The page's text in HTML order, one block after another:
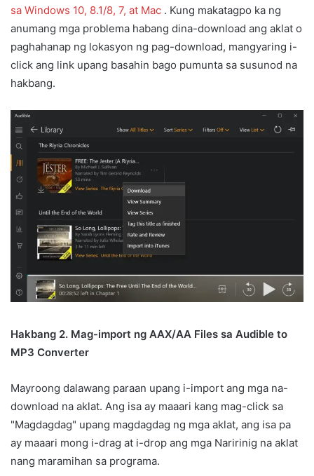
sa Windows 10, 8.1/8, 7, at Mac . Kung makatagpo ka ng
anumang mga problema habang dina-download ang aklat o
paghahanap ng lokasyon ng pag-download, mangyaring i-
click ang link upang basahin bago pumunta sa susunod na
hakbang.
Hakbang 2. Mag-import ng AAX/AA Files sa Audible to
MP3 Converter
Mayroong dalawang paraan upang i-import ang mga na-
download na aklat. Ang isa ay maaari kang mag-click sa
"Magdagdag" upang magdagdag ng mga aklat, ang isa pa
ay maaari mong i-drag at i-drop ang mga Naririnig na aklat
nang maramihan sa programa.